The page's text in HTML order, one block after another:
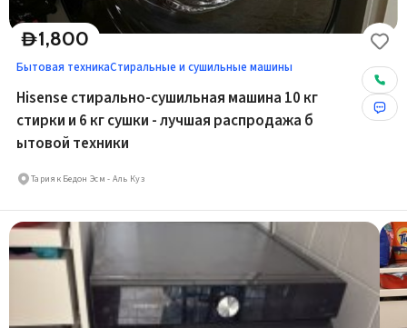
D1,800
Бытовая техникаСтиральные и сушильные машины
Hisense стирально-сушильная машина 10 кг
стирки и 6 кг сушки - лучшая распродажа б
ытовой техники
Тарияк Бедон Эсм - Аль Куз